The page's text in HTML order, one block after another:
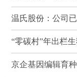
温氏股份：公司
“零碳村”年出栏